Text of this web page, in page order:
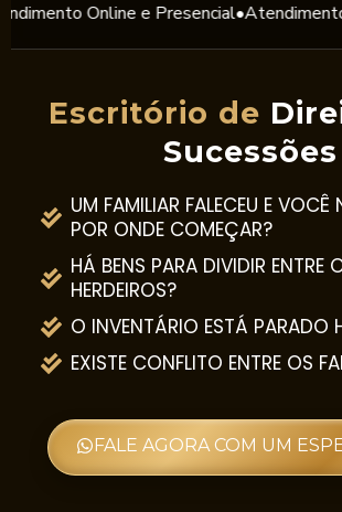
e Presencial •Atendimento Online e
Escritório de
Sucessões
UM FAMILIAR FALECEU E VOCÊ
POR ONDE COMEÇAR?
HÁ BENS PARA DIVIDIR ENTRE
HERDEIROS?
O INVENTÁRIO ESTÁ PARADO
EXISTE CONFLITO ENTRE OS
FALE AGORA COM UM